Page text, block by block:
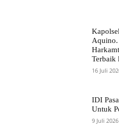
Aquino.
Terbaik
16 Juli
IDI
Untuk
9 Juli 2026